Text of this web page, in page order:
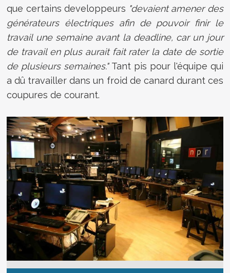
que certains developpeurs "devaient amener des
générateurs électriques afin de pouvoir finir le
travail une semaine avant la deadline, car un jour
de travail en plus aurait fait rater la date de sortie
de plusieurs semaines."Tant pis pour l'équipe qui
a dû travailler dans un froid de canard durant ces
coupures de courant.